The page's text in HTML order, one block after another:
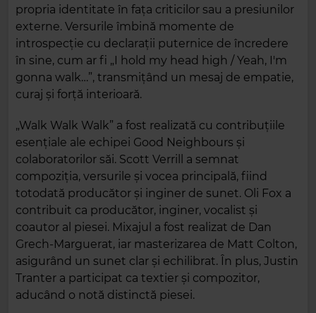
propria identitate în fața criticilor sau a presiunilor
externe. Versurile îmbină momente de
introspecție cu declarații puternice de încredere
în sine, cum ar fi „I hold my head high / Yeah, I'm
gonna walk…”, transmițând un mesaj de empatie,
curaj și forță interioară.
„Walk Walk Walk” a fost realizată cu contribuțiile
esențiale ale echipei Good Neighbours și
colaboratorilor săi. Scott Verrill a semnat
compoziția, versurile și vocea principală, fiind
totodată producător și inginer de sunet. Oli Fox a
contribuit ca producător, inginer, vocalist și
coautor al piesei. Mixajul a fost realizat de Dan
Grech-Marguerat, iar masterizarea de Matt Colton,
asigurând un sunet clar și echilibrat. În plus, Justin
Tranter a participat ca textier și compozitor,
aducând o notă distinctă piesei.